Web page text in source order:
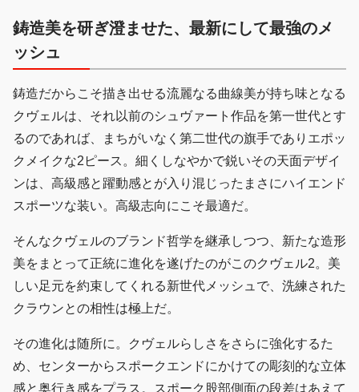
鋳造美を研ぎ澄ませた、 最新にして最強のメ
ッシュ
鋳造だからこそ描き出せる流麗なる曲線美が持ち味となる
クヴェルは、それ以前のシュヴァート作品を第一世代とす
るのであれば、まちがいなく第二世代の旗手でありエポッ
クメイクな2ピース。細くしなやかで鋭いその天面デザイ
ンは、高級感と躍動感とが入り混じったまさにハイエンド
スポーツな装い。高級志向にこそ最適だ。
そんなクヴェルのブランド哲学を継承しつつ、新たな造形
美をまとって正統に進化を遂げたのがこのクヴェル2。美
しい足元を約束してくれる新世代メッシュで、洗練された
クラウンとの相性は極上だ。
その進化は随所に。クヴェルらしさをさらに強化するた
め、センターからスポークエンドにかけての彫刻的な立体
感と奥行き感をプラス。スポーク股部側面の段差はあえて